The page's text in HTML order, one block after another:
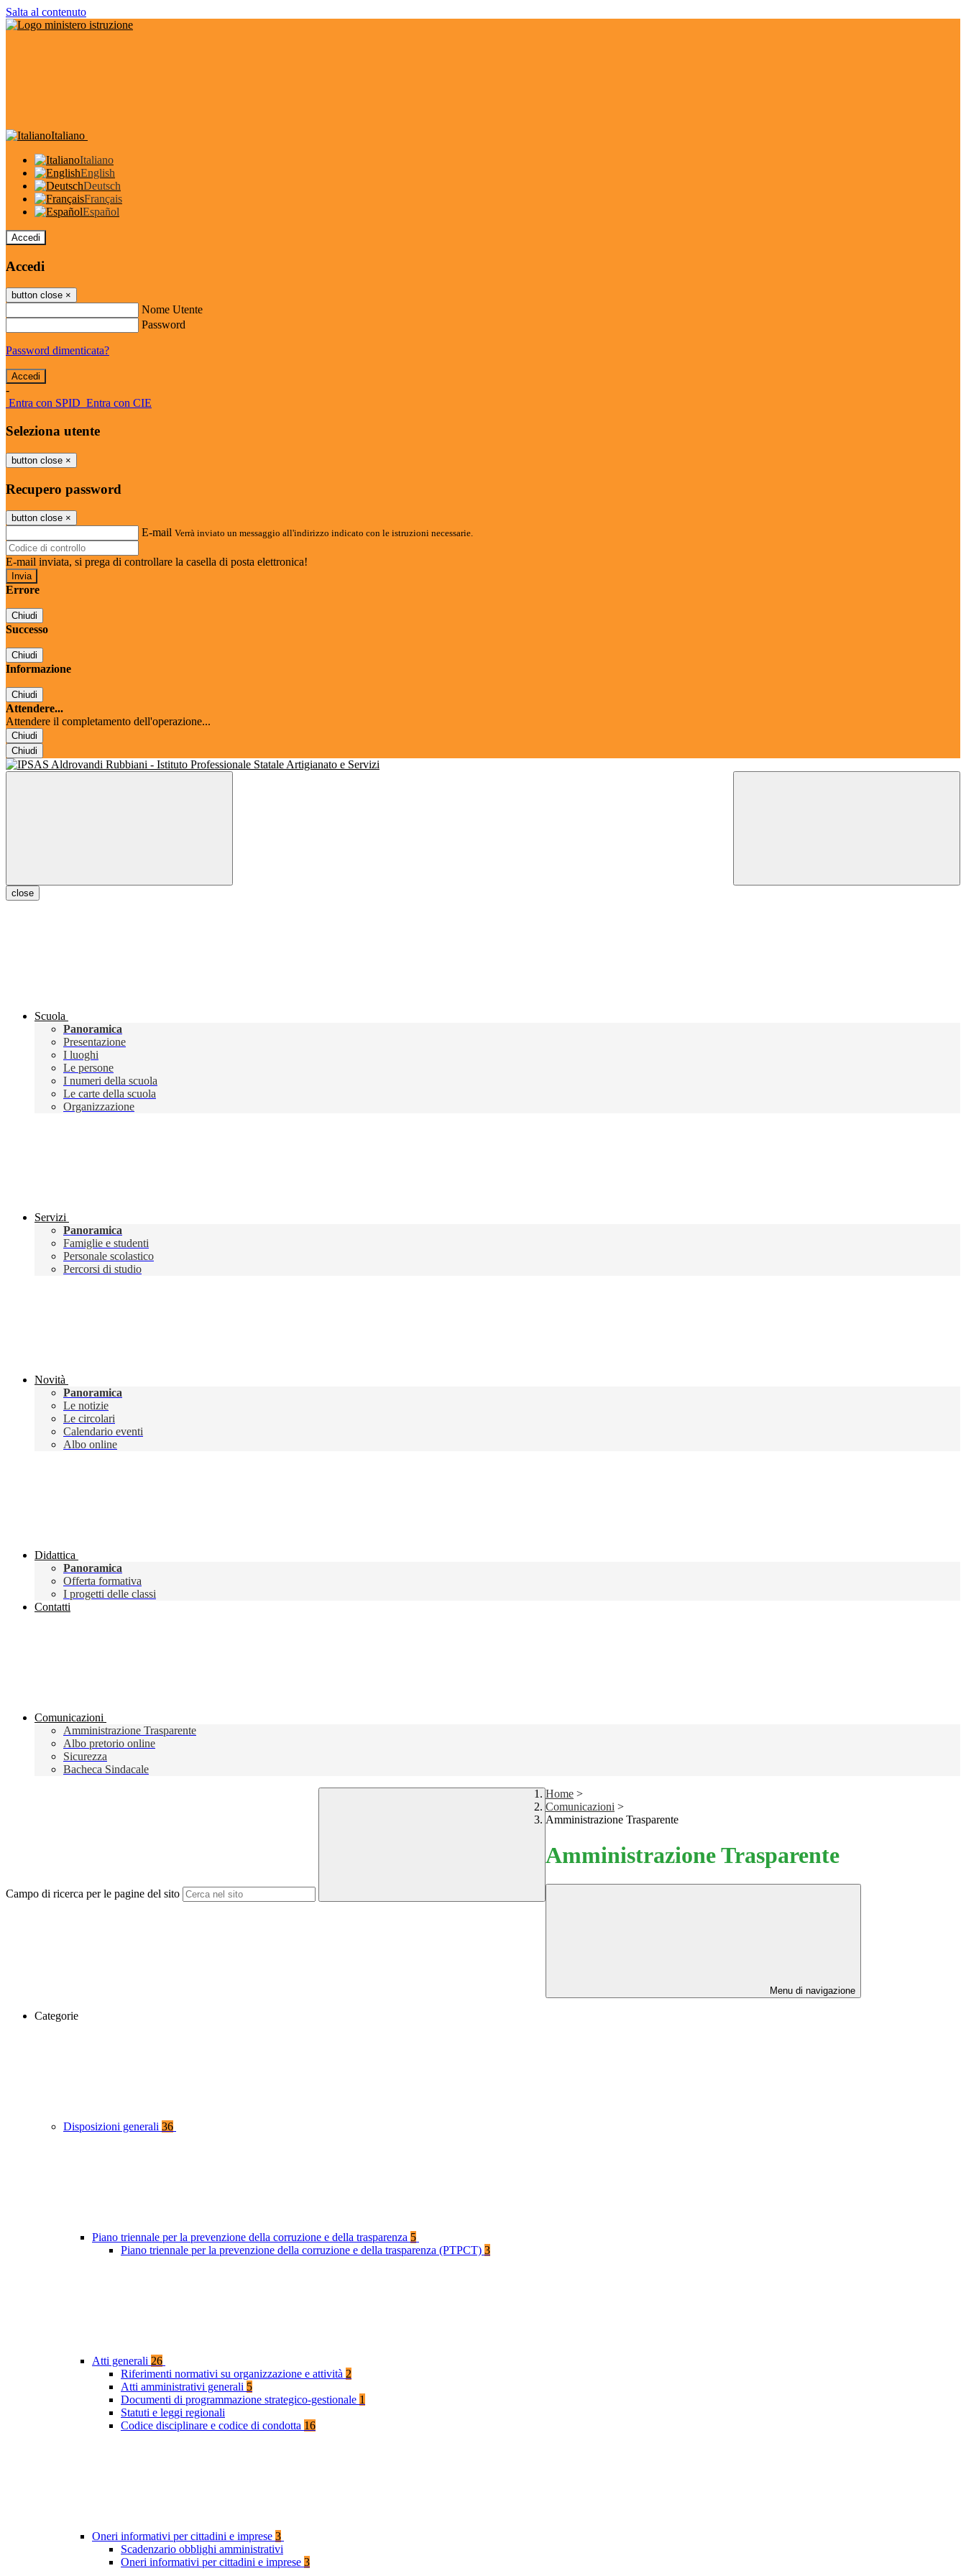
Salta al contenuto
Italiano
Italiano
English
Deutsch
Français
Español
Accedi
Accedi
button close ×
Nome Utente
Password
Password dimenticata?
-
Entra con SPID Entra con CIE
Seleziona utente
button close ×
Recupero password
button close ×
E-mail Verrà inviato un messaggio all'indirizzo indicato con le istruzioni necessarie.
E-mail inviata, si prega di controllare la casella di posta elettronica!
Errore
Chiudi
Successo
Chiudi
Informazione
Chiudi
Attendere...
Attendere il completamento dell'operazione...
Chiudi
Chiudi
close
Scuola
Panoramica
Presentazione
I luoghi
Le persone
I numeri della scuola
Le carte della scuola
Organizzazione
Servizi
Panoramica
Famiglie e studenti
Personale scolastico
Percorsi di studio
Novità
Panoramica
Le notizie
Le circolari
Calendario eventi
Albo online
Didattica
Panoramica
Offerta formativa
I progetti delle classi
Contatti
Comunicazioni
Amministrazione Trasparente
Albo pretorio online
Sicurezza
Bacheca Sindacale
Campo di ricerca per le pagine del sito
Home >
Comunicazioni >
Amministrazione Trasparente
Amministrazione Trasparente
Menu di navigazione
Categorie
Disposizioni generali 36
Piano triennale per la prevenzione della corruzione e della trasparenza 5
Piano triennale per la prevenzione della corruzione e della trasparenza (PTPCT) 3
Atti generali 26
Riferimenti normativi su organizzazione e attività 2
Atti amministrativi generali 5
Documenti di programmazione strategico-gestionale 1
Statuti e leggi regionali
Codice disciplinare e codice di condotta 16
Oneri informativi per cittadini e imprese 3
Scadenzario obblighi amministrativi
Oneri informativi per cittadini e imprese 3